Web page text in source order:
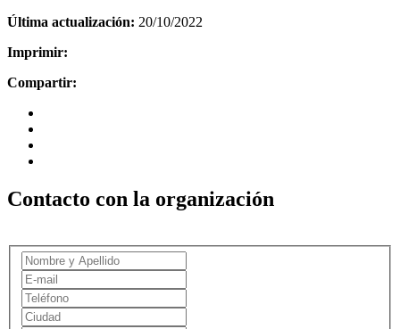
Última actualización: 20/10/2022
Imprimir:
Compartir:
Contacto con la organización